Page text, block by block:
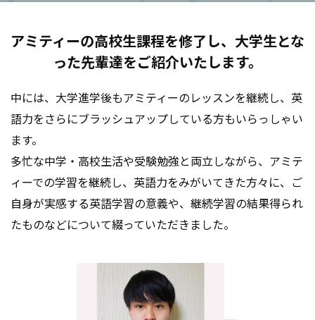
アミティーの高校生課程を修了し、 大学生とな
った先輩達をご紹介いたします。
中には、大学進学後もアミティーのレッスンを継続し、英
語力をさらにブラッシュアップしている方もいらっしゃい
ます。
多忙な中学・高校生活や受験勉強と両立しながら、アミテ
ィーでの学習を継続し、英語力をみがいてきた方々に、 ご
自身が実感する英語学習の意義や、継続学習の結果得られ
たものなどについて綴っていただきました。